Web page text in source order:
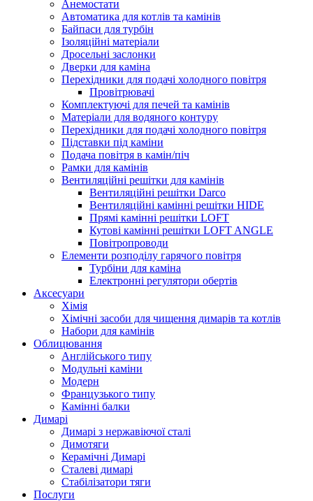
Анемостати
Автоматика для котлів та камінів
Байпаси для турбін
Ізоляційні матеріали
Дросельні заслонки
Дверки для каміна
Перехідники для подачі холодного повітря
Провітрювачі
Комплектуючі для печей та камінів
Матеріали для водяного контуру
Перехідники для подачі холодного повітря
Підставки під каміни
Подача повітря в камін/піч
Рамки для камінів
Вентиляційні решітки для камінів
Вентиляційні решітки Darco
Вентиляційні камінні решітки HIDE
Прямі камінні решітки LOFT
Кутові камінні решітки LOFT ANGLE
Повітропроводи
Елементи розподілу гарячого повітря
Турбіни для каміна
Електронні регулятори обертів
Аксесуари
Хімія
Хімічні засоби для чищення димарів та котлів
Набори для камінів
Облицювання
Англійського типу
Модульні каміни
Модерн
Французького типу
Камінні балки
Димарі
Димарі з нержавіючої сталі
Димотяги
Керамічні Димарі
Сталеві димарі
Стабілізатори тяги
Послуги